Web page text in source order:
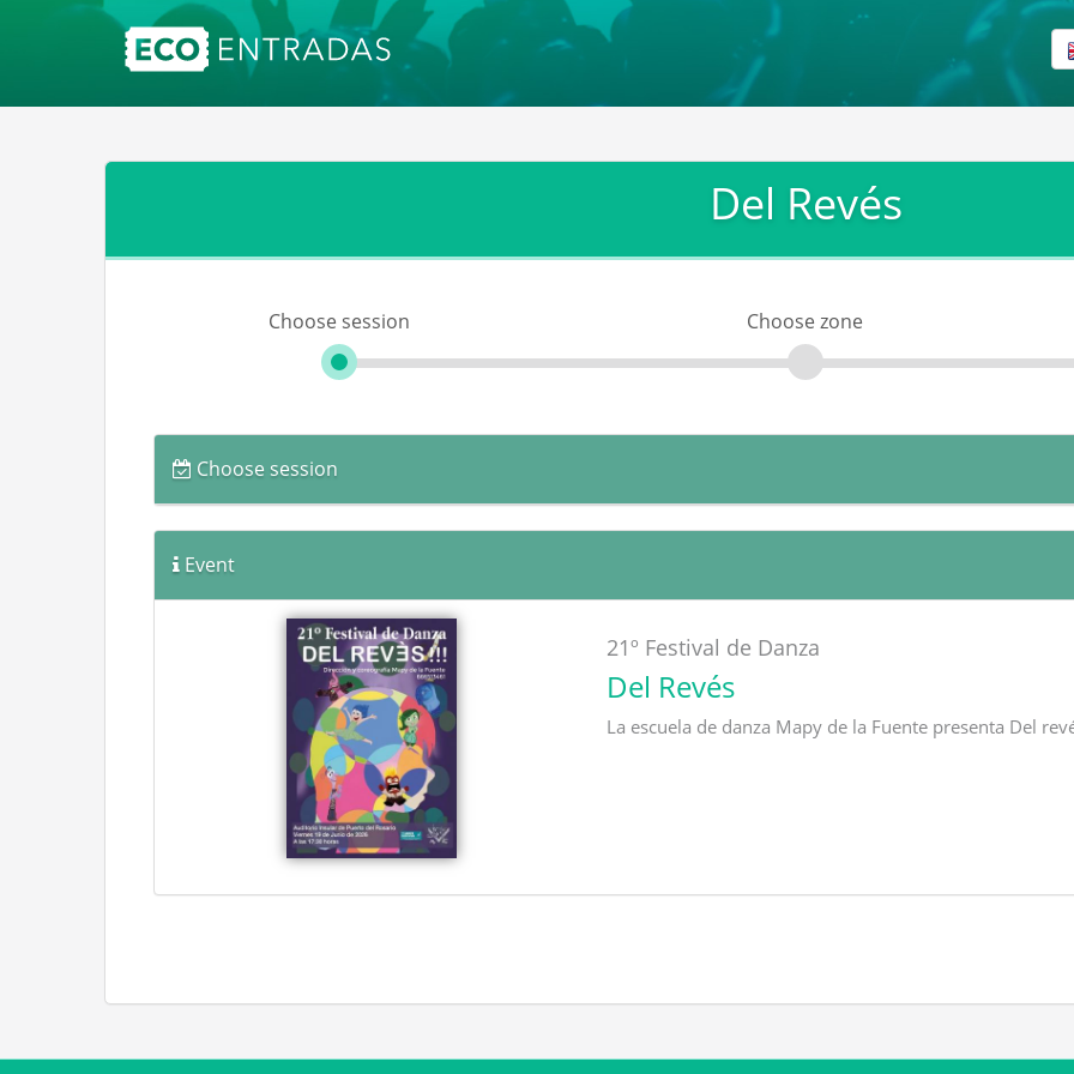
Del Revés
Choose session Choose zone
Choose session
Event
21º Festival de Danza
Del Revés
La escuela de danza Mapy de la Fuente presenta Del